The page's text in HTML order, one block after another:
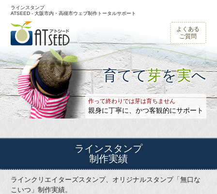
ラインスタンプ
ATSEED - 大阪市内・高槻市ウェブ制作トータルサポート
よくある
ご質問
育てて芽を実へ
作って終わりでは芽は育ちません
親身に丁寧に、かつ客観的にサポート
ラインスタンプ
制作実績
ラインクリエイターズスタンプ、オリジナルスタンプ「無口な
こいつ」制作実績。